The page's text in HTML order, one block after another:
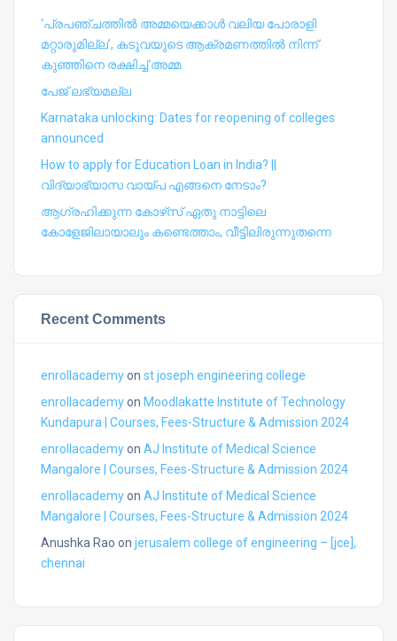
‘പ്രപഞ്ചത്തില്‍ അമ്മയെക്കാള്‍ വലിയ പോരാളി
മറ്റാരുമില്ല’, കടുവയുടെ ആക്രമണത്തില്‍ നിന്ന്
കുഞ്ഞിനെ രക്ഷിച്ച് അമ്മ
പേജ് ലഭ്യമല്ല
Karnataka unlocking: Dates for reopening of colleges
announced
How to apply for Education Loan in India? ||
വിദ്യാഭ്യാസ വായ്പ എങ്ങനെ നേടാം?
ആഗ്രഹിക്കുന്ന കോഴ്‍സ് ഏതു നാട്ടിലെ
കോളേജിലായാലും കണ്ടെത്താം, വീട്ടിലിരുന്നുതന്നെ
Recent Comments
enrollacademyon st joseph engineering college
enrollacademyon Moodlakatte Institute of Technology
Kundapura | Courses, Fees-Structure & Admission 2024
enrollacademyon AJ Institute of Medical Science
Mangalore | Courses, Fees-Structure & Admission 2024
enrollacademyon AJ Institute of Medical Science
Mangalore | Courses, Fees-Structure & Admission 2024
Anushka Rao on jerusalem college of engineering – [jce],
chennai